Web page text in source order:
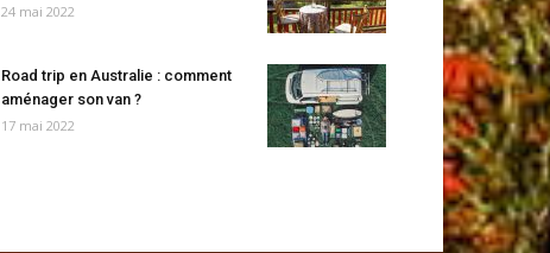
24 mai 2022
Road trip en Australie : comment
aménager son van ?
17 mai 2022